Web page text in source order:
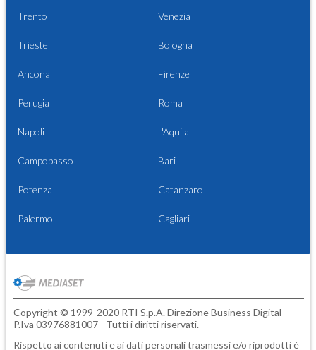
Trento Venezia
Trieste Bologna
Ancona Firenze
Perugia Roma
Napoli L'Aquila
Campobasso Bari
Potenza Catanzaro
Palermo Cagliari
Copyright © 1999-2020 RTI S.p.A. Direzione Business Digital -
P.Iva 03976881007 - Tutti i diritti riservati.
Rispetto ai contenuti e ai dati personali trasmessi e/o riprodotti è